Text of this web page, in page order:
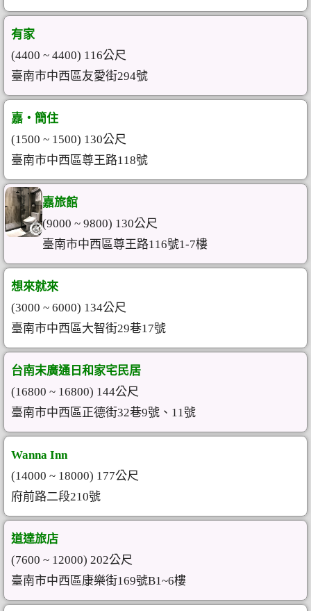
有家
(4400 ~ 4400) 116公尺
臺南市中西區友愛街294號
嘉‧簡住
(1500 ~ 1500) 130公尺
臺南市中西區尊王路118號
嘉旅館
(9000 ~ 9800) 130公尺
臺南市中西區尊王路116號1-7樓
想來就來
(3000 ~ 6000) 134公尺
臺南市中西區大智街29巷17號
台南末廣通日和家宅民居
(16800 ~ 16800) 144公尺
臺南市中西區正德街32巷9號、11號
Wanna Inn
(14000 ~ 18000) 177公尺
府前路二段210號
道達旅店
(7600 ~ 12000) 202公尺
臺南市中西區康樂街169號B1~6樓